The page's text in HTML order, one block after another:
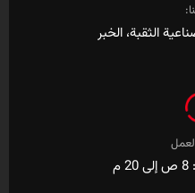
الثقبة، الخبر